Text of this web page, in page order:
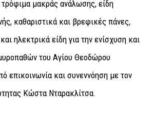
μακράς ανάλωσης, είδη
καθαριστικά και βρεφικές πάνες,
ηλεκτρικά είδη για την ενίσχυση και
του Αγίου Θεοδώρου
επικοινωνία και συνεννόηση με τον
Κώστα Νταρακλίτσα.